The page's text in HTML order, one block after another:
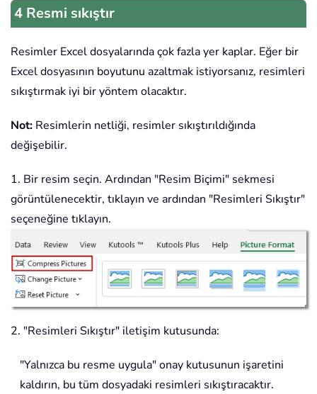
4 Resmi sıkıştır
Resimler Excel dosyalarında çok fazla yer kaplar. Eğer bir
Excel dosyasının boyutunu azaltmak istiyorsanız, resimleri
sıkıştırmak iyi bir yöntem olacaktır.
Not: Resimlerin netliği, resimler sıkıştırıldığında
değişebilir.
1. Bir resim seçin. Ardından "Resim Biçimi" sekmesi
görüntülenecektir, tıklayın ve ardından "Resimleri Sıkıştır"
seçeneğine tıklayın.
2. "Resimleri Sıkıştır" iletişim kutusunda:
"Yalnızca bu resme uygula" onay kutusunun işaretini
kaldırın, bu tüm dosyadaki resimleri sıkıştıracaktır.